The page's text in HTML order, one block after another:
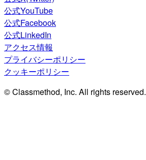
公式YouTube
公式Facebook
公式LinkedIn
アクセス情報
プライバシーポリシー
クッキーポリシー
© Classmethod, Inc. All rights reserved.